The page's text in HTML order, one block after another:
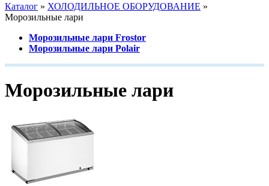
Каталог » ХОЛОДИЛЬНОЕ ОБОРУДОВАНИЕ »
Морозильные лари
Морозильные лари Frostor
Морозильные лари Polair
Морозильные лари